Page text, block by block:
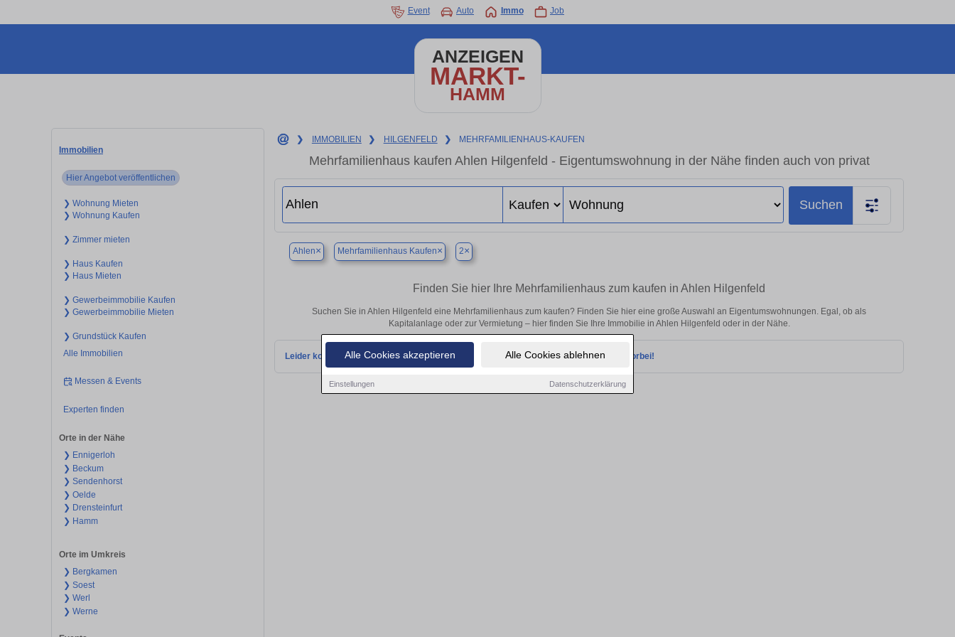
Alle Cookies akzeptieren Alle Cookies ablehnen
Einstellungen Datenschutzerklärung
Event Auto Immo Job
ANZEIGEN
MARKT-
HAMM
Immobilien
Hier Angebot veröffentlichen
❯ Wohnung Mieten
❯ Wohnung Kaufen
❯ Zimmer mieten
❯ Haus Kaufen
❯ Haus Mieten
❯ Gewerbeimmobilie Kaufen
❯ Gewerbeimmobilie Mieten
❯ Grundstück Kaufen
Alle Immobilien
Messen & Events
Experten finden
Orte in der Nähe
❯ Ennigerloh
❯ Beckum
❯ Sendenhorst
❯ Oelde
❯ Drensteinfurt
❯ Hamm
Orte im Umkreis
❯ Bergkamen
❯ Soest
❯ Werl
❯ Werne
❯ IMMOBILIEN ❯ HILGENFELD ❯ MEHRFAMILIENHAUS-KAUFEN
Mehrfamilienhaus kaufen Ahlen Hilgenfeld - Eigentumswohnung in der Nähe finden auch von privat
Suchen
Ahlen× Mehrfamilienhaus Kaufen× 2×
Finden Sie hier Ihre Mehrfamilienhaus zum kaufen in Ahlen Hilgenfeld
Suchen Sie in Ahlen Hilgenfeld eine Mehrfamilienhaus zum kaufen? Finden Sie hier eine große Auswahl an Eigentumswohnungen. Egal, ob als
Kapitalanlage oder zur Vermietung – hier finden Sie Ihre Immobilie in Ahlen Hilgenfeld oder in der Nähe.
Leider konnten wir derzeit keine passenden Objekte finden. Schauen Sie bald wieder vorbei!